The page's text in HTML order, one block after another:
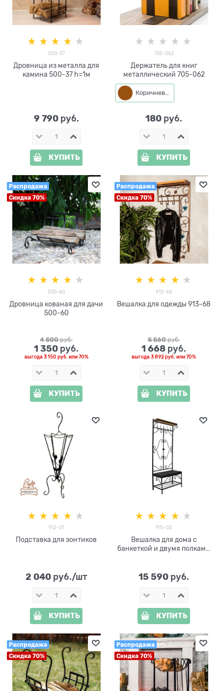
500-37
Дровница из металла для
камина 500-37 h=1м
9 790 руб.
КУПИТЬ
705-062
Держатель для книг
металлический 705-062
Коричневый
180 руб.
КУПИТЬ
Распродажа
Скидка 70%
500-60
Дровница кованая для дачи
500-60
4 500 руб.
1 350 руб.
выгода 3 150 руб. или70%
КУПИТЬ
Распродажа
Скидка 70%
913-68
Вешалка для одежды 913-68
5 560 руб.
1 668 руб.
выгода 3 892 руб. или70%
КУПИТЬ
912-01
Подставка для зонтиков
2 040 руб./шт
КУПИТЬ
915-02
Вешалка для дома с
банкеткой и двумя полками
15 590 руб.
КУПИТЬ
Распродажа
Скидка 70%
Распродажа
Скидка 70%